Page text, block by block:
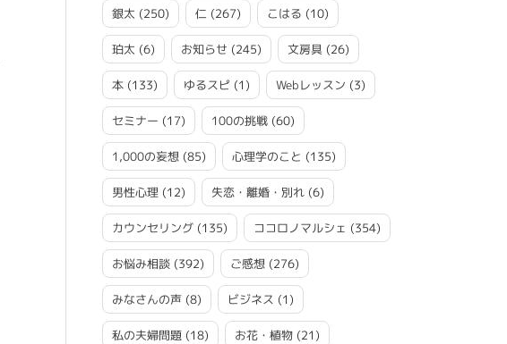
銀太 (250) 仁 (267) こはる (10)
珀太 (6) お知らせ (245) 文房具 (26)
本 (133) ゆるスピ (1) Webレッスン (3)
セミナー (17) 100の挑戦 (60)
1,000の妄想 (85) 心理学のこと (135)
男性心理 (12) 失恋・離婚・別れ (6)
カウンセリング (135) ココロノマルシェ (354)
お悩み相談 (392) ご感想 (276)
みなさんの声 (8) ビジネス (1)
私の夫婦問題 (18) お花・植物 (21)